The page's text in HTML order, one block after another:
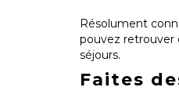
Résolument
pouvez retrouver
séjours.
Faites